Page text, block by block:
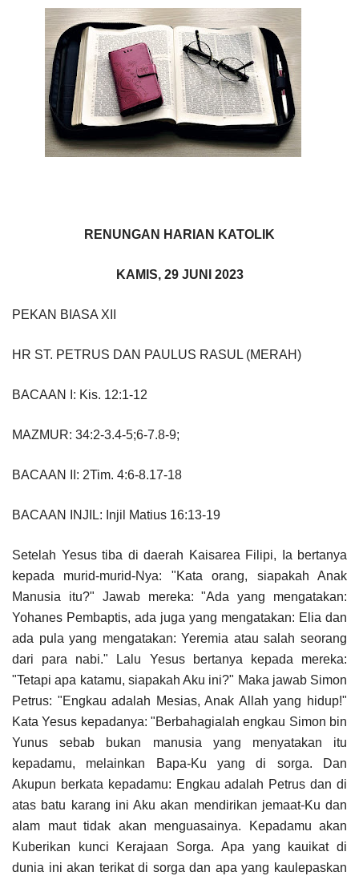
RENUNGAN HARIAN KATOLIK
KAMIS, 29 JUNI 2023
PEKAN BIASA XII
HR ST. PETRUS DAN PAULUS RASUL (MERAH)
BACAAN I: Kis. 12:1-12
MAZMUR: 34:2-3.4-5;6-7.8-9;
BACAAN II: 2Tim. 4:6-8.17-18
BACAAN INJIL: Injil Matius 16:13-19
Setelah Yesus tiba di daerah Kaisarea Filipi, Ia bertanya
kepada murid-murid-Nya: "Kata orang, siapakah Anak
Manusia itu?" Jawab mereka: "Ada yang mengatakan:
Yohanes Pembaptis, ada juga yang mengatakan: Elia dan
ada pula yang mengatakan: Yeremia atau salah seorang
dari para nabi." Lalu Yesus bertanya kepada mereka:
"Tetapi apa katamu, siapakah Aku ini?" Maka jawab Simon
Petrus: "Engkau adalah Mesias, Anak Allah yang hidup!"
Kata Yesus kepadanya: "Berbahagialah engkau Simon bin
Yunus sebab bukan manusia yang menyatakan itu
kepadamu, melainkan Bapa-Ku yang di sorga. Dan
Akupun berkata kepadamu: Engkau adalah Petrus dan di
atas batu karang ini Aku akan mendirikan jemaat-Ku dan
alam maut tidak akan menguasainya. Kepadamu akan
Kuberikan kunci Kerajaan Sorga. Apa yang kauikat di
dunia ini akan terikat di sorga dan apa yang kaulepaskan